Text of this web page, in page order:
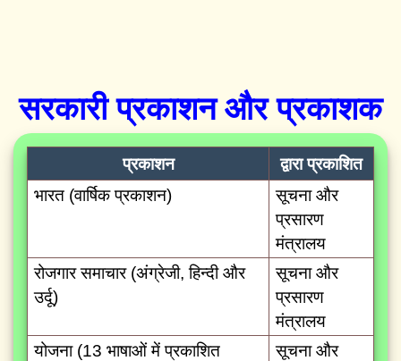
सरकारी प्रकाशन और प्रकाशक
प्रकाशन
द्वारा प्रकाशित
भारत (वार्षिक प्रकाशन)
सूचना और
प्रसारण
मंत्रालय
रोजगार समाचार (अंग्रेजी, हिन्दी और
उर्दू)
सूचना और
प्रसारण
मंत्रालय
योजना (13 भाषाओं में प्रकाशित
सूचना और